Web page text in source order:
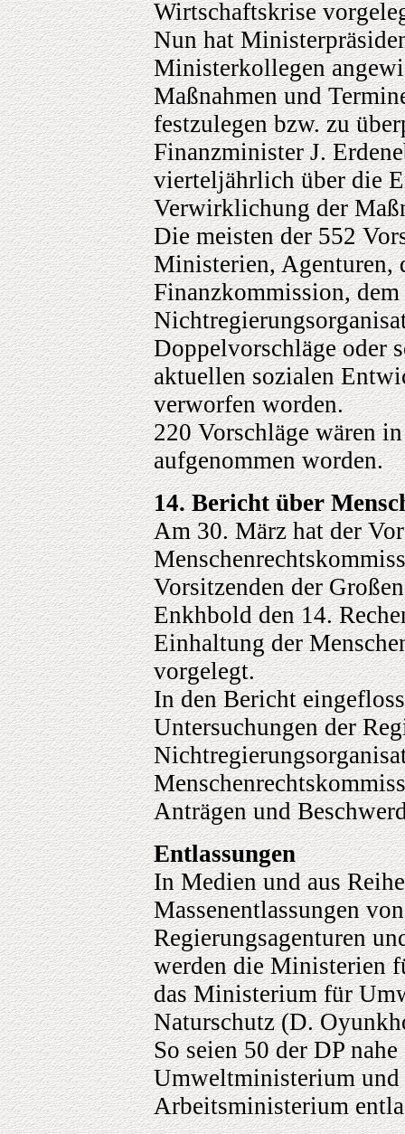
Wirtschaftskrise
Nun hat
Ministerkollegen
Maßnahmen und
festzulegen bzw. zu
Finanzminister J.
vierteljährlich über die
Verwirklichung der
Die meisten der 552
Ministerien, Agenturen,
Finanzkommission,
Doppelvorschläge oder
aktuellen sozialen
verworfen worden.
220 Vorschläge wären
aufgenommen worden.
14. Bericht über
Am 30. März hat der
Vorsitzenden der
Enkhbold den 14.
Einhaltung der
vorgelegt.
In den Bericht
Untersuchungen der
Anträgen und
Entlassungen
In Medien und aus
Massenentlassungen
Regierungsagenturen
werden die Ministerien
das Ministerium für
Naturschutz (D.
So seien 50 der DP
Umweltministerium und
Arbeitsministerium